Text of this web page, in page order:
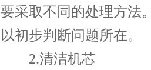
要采取不同的处理方法
以初步判断问题所在。
2.清洁机芯